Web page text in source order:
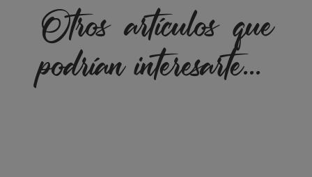
Otros artículos que
podrían interesarte...